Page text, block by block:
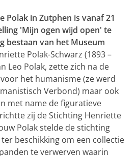
Polak in Zutphen is vanaf 21
'Mijn ogen wijd open' te
bestaan van het Museum
Polak-Schwarz (1893 –
Leo Polak, zette zich na de
het humanisme (ze werd
Verbond) maar ook
met name de figuratieve
zij de Stichting Henriette
Polak stelde de stichting
beschikking om een collectie
te verwerven waarin